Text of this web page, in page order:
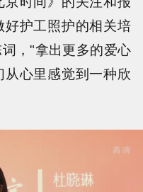
护工照护的相关培
，"拿出更多的爱心
心里感觉到一种欣